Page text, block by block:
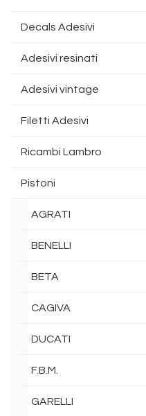
Decals Adesivi
Adesivi resinati
Adesivi vintage
Filetti Adesivi
Ricambi Lambro
Pistoni
AGRATI
BENELLI
BETA
CAGIVA
DUCATI
F.B.M.
GARELLI